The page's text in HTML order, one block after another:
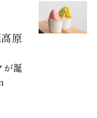
原
が誕